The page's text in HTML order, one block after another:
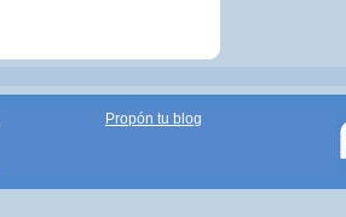
Propón tu blog